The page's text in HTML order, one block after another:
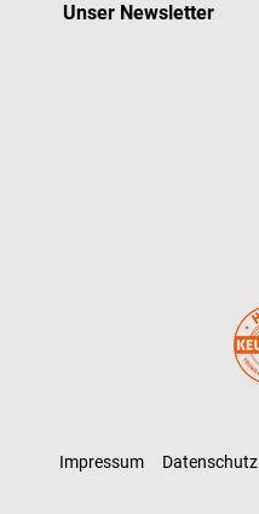
Unser Newsletter
Impressum Datenschutz